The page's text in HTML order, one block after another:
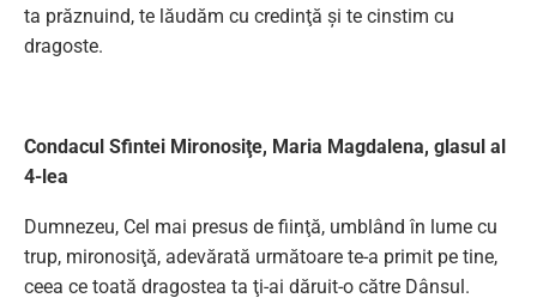
ta prăznuind, te lăudăm cu credinţă şi te cinstim cu
dragoste.
Condacul Sfintei Mironosiţe, Maria Magdalena, glasul al
4-lea
Dumnezeu, Cel mai presus de fiinţă, umblând în lume cu
trup, mironosiţă, adevărată următoare te-a primit pe tine,
ceea ce toată dragostea ta ţi-ai dăruit-o către Dânsul.